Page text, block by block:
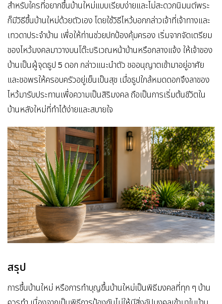
สำหรับใครที่อยากขึ้นบ้านใหม่แบบเรียบง่ายและไม่สะดวกนิมนต์พระ
ก็มีวิธีขึ้นบ้านใหม่ด้วยตัวเอง โดยใช้วิธีไหว้บอกกล่าวเจ้าที่เจ้าทางและ
เทวดาประจำบ้าน เพื่อให้ท่านช่วยปกป้องคุ้มครอง เริ่มจากจัดเตรียม
ของไหว้มงคลมาวางบนโต๊ะบริเวณหน้าบ้านหรือกลางแจ้ง ให้เจ้าของ
บ้านเป็นผู้จุดธูป 5 ดอก กล่าวแนะนำตัว ขออนุญาตเข้ามาอยู่อาศัย
และขอพรให้ครอบครัวอยู่เย็นเป็นสุข เมื่อธูปใกล้หมดดอกจึงลาของ
ไหว้มารับประทานเพื่อความเป็นสิริมงคล ถือเป็นการเริ่มต้นชีวิตใน
บ้านหลังใหม่ที่ทำได้ง่ายและสบายใจ
สรุป
การขึ้นบ้านใหม่ หรือการทำบุญขึ้นบ้านใหม่เป็นพิธีมงคลที่ทุก ๆ บ้าน